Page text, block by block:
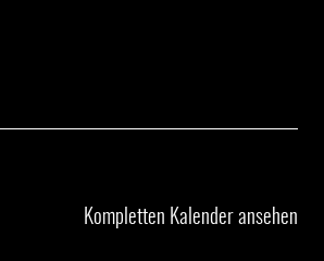
Kompletten Kalender ansehen